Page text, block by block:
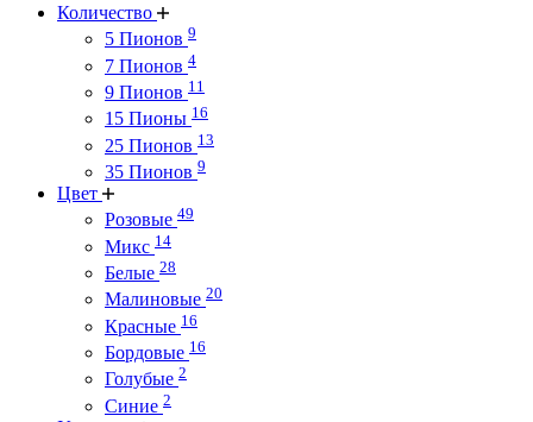
Количество
5 Пионов 9
7 Пионов 4
9 Пионов 11
15 Пионы 16
25 Пионов 13
35 Пионов 9
Цвет
Розовые 49
Микс 14
Белые 28
Малиновые 20
Красные 16
Бордовые 16
Голубые 2
Синие 2